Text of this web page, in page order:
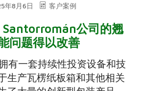
年8月6日 客户案例
公司的翘
问题得以改善
有一套持续性投资设备和技
生产瓦楞纸板箱和其他相关